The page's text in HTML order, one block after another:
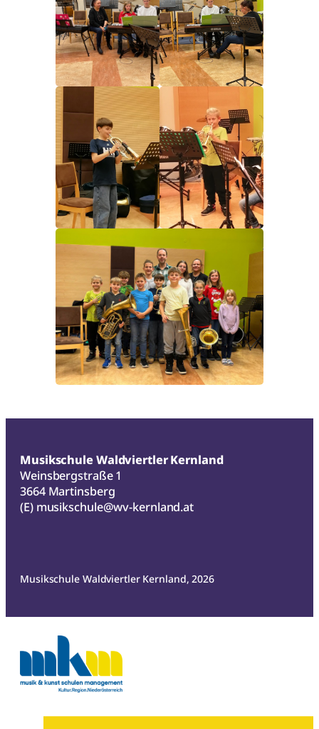
Musikschule Waldviertler Kernland
Weinsbergstraße 1
3664 Martinsberg
(E) musikschule@wv-kernland.at
Musikschule Waldviertler Kernland, 2026